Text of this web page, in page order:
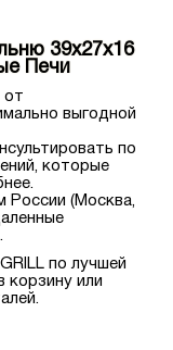
39х27х16
Печи
от
выгодной
по
которые
России (Москва,
по лучшей
корзину или